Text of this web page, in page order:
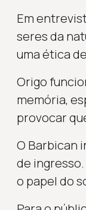
Em
seres da
uma ética
Origo
memória,
provocar
O Barbican
de
o papel do